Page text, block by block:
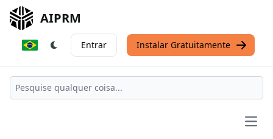
AIPRM
Entrar Instalar Gratuitamente